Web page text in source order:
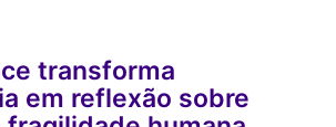
transforma
em reflexão sobre